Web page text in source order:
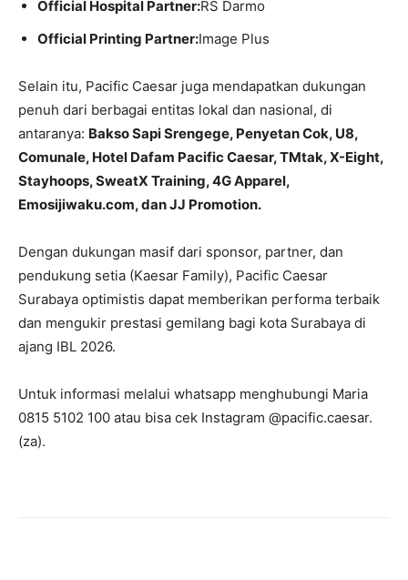
Official Hospital Partner:RS Darmo
Official Printing Partner:Image Plus
Selain itu, Pacific Caesar juga mendapatkan dukungan
penuh dari berbagai entitas lokal dan nasional, di
antaranya: Bakso Sapi Srengege, Penyetan Cok, U8,
Comunale, Hotel Dafam Pacific Caesar, TMtak, X-Eight,
Stayhoops, SweatX Training, 4G Apparel,
Emosijiwaku.com, dan JJ Promotion.
Dengan dukungan masif dari sponsor, partner, dan
pendukung setia (Kaesar Family), Pacific Caesar
Surabaya optimistis dapat memberikan performa terbaik
dan mengukir prestasi gemilang bagi kota Surabaya di
ajang IBL 2026.
Untuk informasi melalui whatsapp menghubungi Maria
0815 5102 100 atau bisa cek Instagram @pacific.caesar.
(za).